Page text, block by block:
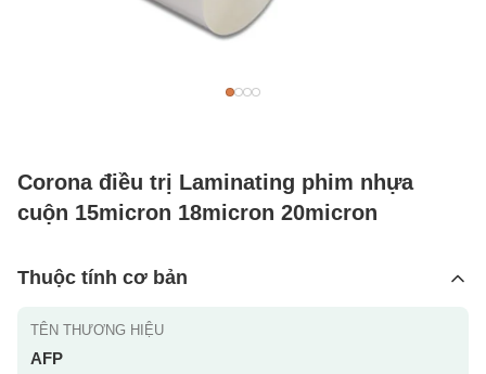
Corona điều trị Laminating phim nhựa
cuộn 15micron 18micron 20micron
Thuộc tính cơ bản
TÊN THƯƠNG HIỆU
AFP